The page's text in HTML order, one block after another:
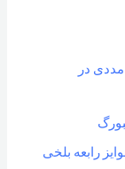
مددی در
رابعه بلخی